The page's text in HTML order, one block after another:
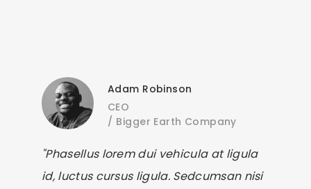
Adam Robinson
CEO
/ Bigger Earth Company
"Phasellus lorem dui vehicula at ligula
id, luctus cursus ligula. Sedcumsan nisi